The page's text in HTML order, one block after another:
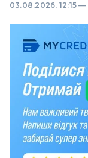
03.08.2026, 12:15 —